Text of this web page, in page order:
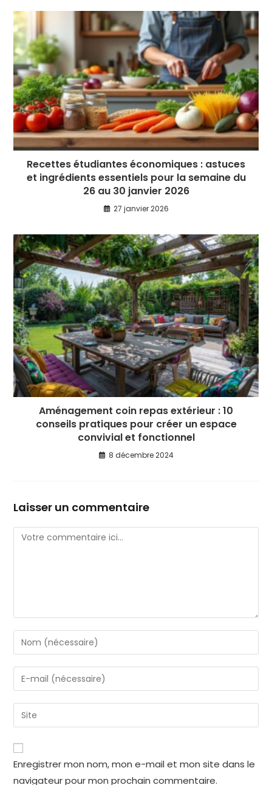
Recettes étudiantes économiques : astuces
et ingrédients essentiels pour la semaine du
26 au 30 janvier 2026
27 janvier 2026
Aménagement coin repas extérieur : 10
conseils pratiques pour créer un espace
convivial et fonctionnel
8 décembre 2024
Laisser un commentaire
Enregistrer mon nom, mon e-mail et mon site dans le
navigateur pour mon prochain commentaire.